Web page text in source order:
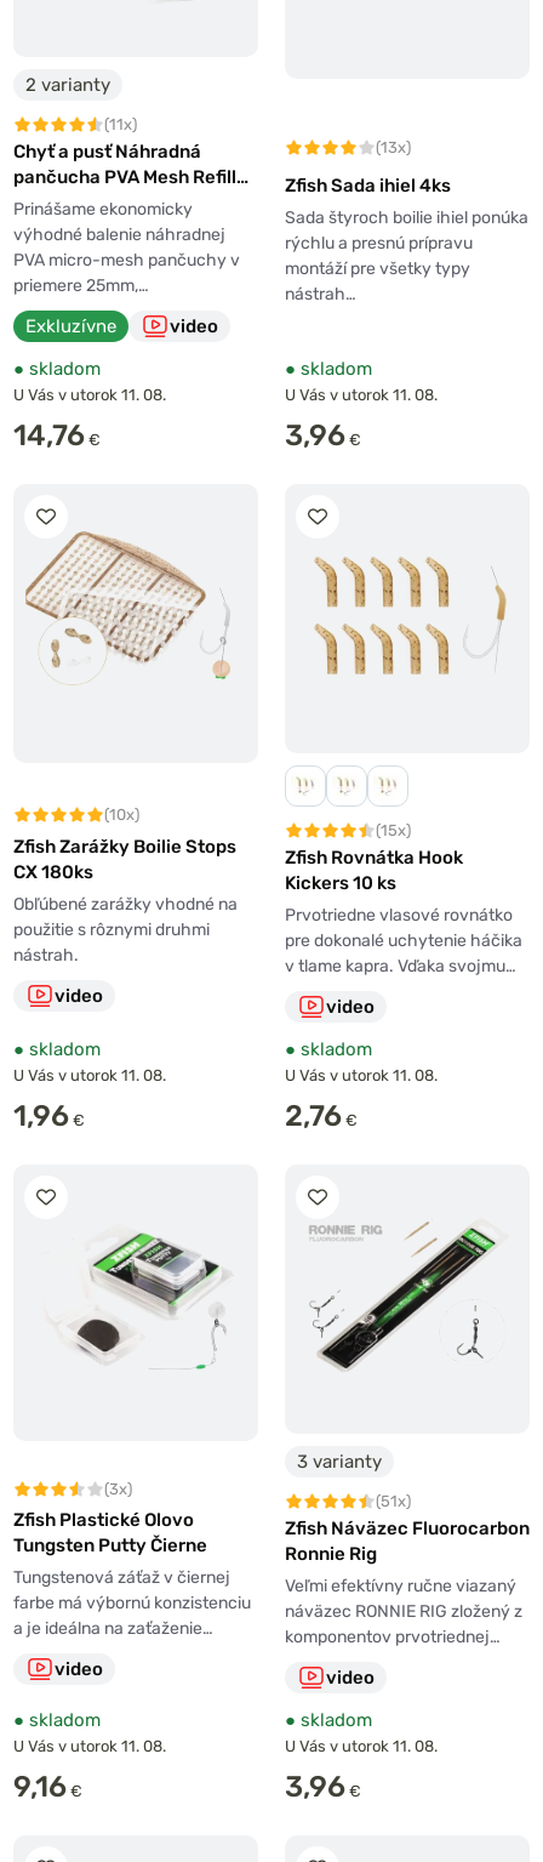
2 varianty
(11x)
Chyť a pusť Náhradná
pančucha PVA Mesh Refill
20m
Prinášame ekonomicky
výhodné balenie náhradnej
PVA micro-mesh pančuchy v
priemere 25mm,…
Exkluzívne
video
● skladom
U Vás v utorok 11. 08.
14,76 €
(13x)
Zfish Sada ihiel 4ks
Sada štyroch boilie ihiel ponúka
rýchlu a presnú prípravu
montáží pre všetky typy
nástrah…
● skladom
U Vás v utorok 11. 08.
3,96 €
(10x)
Zfish Zarážky Boilie Stops
CX 180ks
Obľúbené zarážky vhodné na
použitie s rôznymi druhmi
nástrah.
video
● skladom
U Vás v utorok 11. 08.
1,96 €
(15x)
Zfish Rovnátka Hook
Kickers 10 ks
Prvotriedne vlasové rovnátko
pre dokonalé uchytenie háčika
v tlame kapra. Vďaka svojmu…
video
● skladom
U Vás v utorok 11. 08.
2,76 €
(3x)
Zfish Plastické Olovo
Tungsten Putty Čierne
Tungstenová záťaž v čiernej
farbe má výbornú konzistenciu
a je ideálna na zaťaženie…
video
● skladom
U Vás v utorok 11. 08.
9,16 €
3 varianty
(51x)
Zfish Náväzec Fluorocarbon
Ronnie Rig
Veľmi efektívny ručne viazaný
náväzec RONNIE RIG zložený z
komponentov prvotriednej…
video
● skladom
U Vás v utorok 11. 08.
3,96 €